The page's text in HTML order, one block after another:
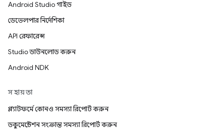
Android Studio গাইড
ডেভেলপার নির্দেশিকা
API রেফারেন্স
Studio ডাউনলোড করুন
Android NDK
সহায়তা
প্ল্যাটফর্মে কোনও সমস্যা রিপোর্ট করুন
ডকুমেন্টেশন সংক্রান্ত সমস্যা রিপোর্ট করুন